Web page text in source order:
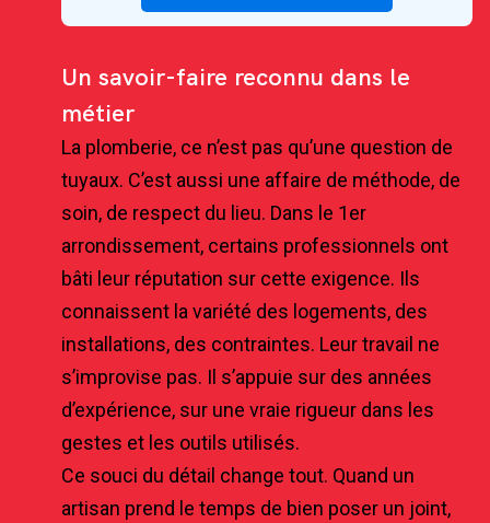
Un savoir-faire reconnu dans le
métier
La plomberie, ce n’est pas qu’une question de
tuyaux. C’est aussi une affaire de méthode, de
soin, de respect du lieu. Dans le 1er
arrondissement, certains professionnels ont
bâti leur réputation sur cette exigence. Ils
connaissent la variété des logements, des
installations, des contraintes. Leur travail ne
s’improvise pas. Il s’appuie sur des années
d’expérience, sur une vraie rigueur dans les
gestes et les outils utilisés.
Ce souci du détail change tout. Quand un
artisan prend le temps de bien poser un joint,